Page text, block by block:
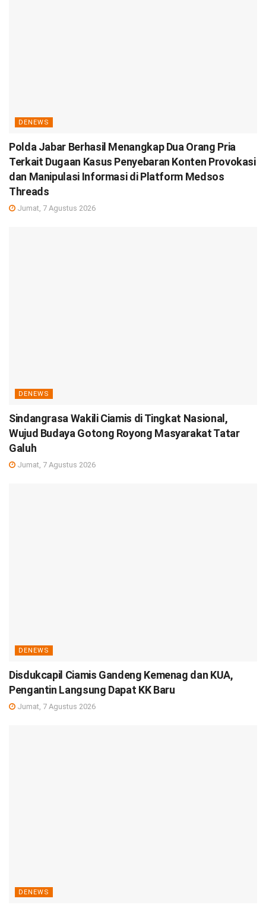
DENEWS
Polda Jabar Berhasil Menangkap Dua Orang Pria
Terkait Dugaan Kasus Penyebaran Konten Provokasi
dan Manipulasi Informasi di Platform Medsos
Threads
Jumat, 7 Agustus 2026
DENEWS
Sindangrasa Wakili Ciamis di Tingkat Nasional,
Wujud Budaya Gotong Royong Masyarakat Tatar
Galuh
Jumat, 7 Agustus 2026
DENEWS
Disdukcapil Ciamis Gandeng Kemenag dan KUA,
Pengantin Langsung Dapat KK Baru
Jumat, 7 Agustus 2026
DENEWS